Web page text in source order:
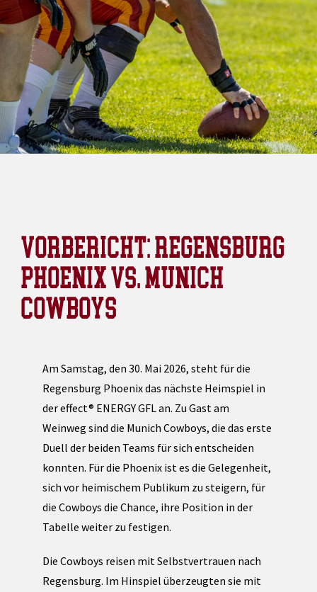
VORBERICHT: REGENSBURG
PHOENIX VS. MUNICH
COWBOYS
Am Samstag, den 30. Mai 2026, steht für die
Regensburg Phoenix das nächste Heimspiel in
der effect® ENERGY GFL an. Zu Gast am
Weinweg sind die Munich Cowboys, die das erste
Duell der beiden Teams für sich entscheiden
konnten. Für die Phoenix ist es die Gelegenheit,
sich vor heimischem Publikum zu steigern, für
die Cowboys die Chance, ihre Position in der
Tabelle weiter zu festigen.
Die Cowboys reisen mit Selbstvertrauen nach
Regensburg. Im Hinspiel überzeugten sie mit